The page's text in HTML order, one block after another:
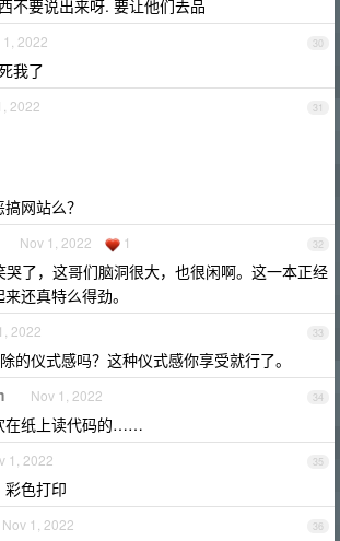
不要说出来呀. 要让他们去品
30
1, 2022
我了
31
2022
网站么？
32
Nov 1, 2022 1
哭了，这哥们脑洞很大，也很闲啊。这一本正经
还真特么得劲。
33
2022
的仪式感吗？这种仪式感你享受就行了。
34
Nov 1, 2022
在纸上读代码的……
35
1, 2022
色打印
36
Nov 1, 2022